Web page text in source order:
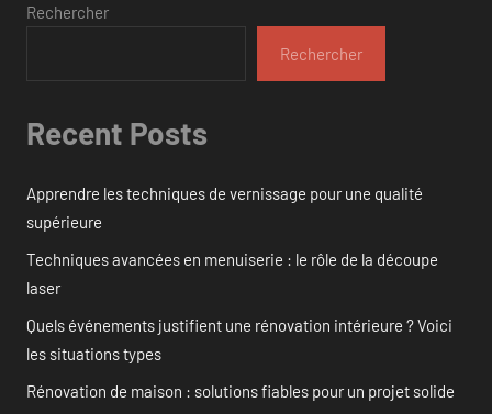
Rechercher
Rechercher
Recent Posts
Apprendre les techniques de vernissage pour une qualité
supérieure
Techniques avancées en menuiserie : le rôle de la découpe
laser
Quels événements justifient une rénovation intérieure ? Voici
les situations types
Rénovation de maison : solutions fiables pour un projet solide